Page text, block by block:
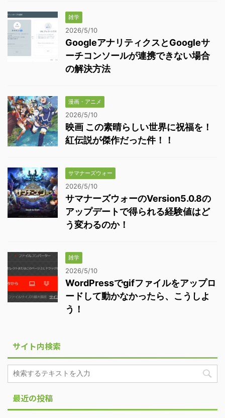
雑学
2026/5/10
GoogleアナリティクスとGoogleサ
ーチコンソールが連携できない場合
の解決方法
漫画・アニメ
2026/5/10
映画 この素晴らしい世界に祝福を！
紅伝説が傑作だった件！！
サマナーズウォー
2026/5/10
サマナーズウォーのVersion5.0.8の
アップデートで得られる経験値はど
う変わるのか！
雑学
2026/5/10
WordPressでgifファイルをアップロ
ードして動かなかったら、こうしよ
う！
サイト内検索
最近の投稿